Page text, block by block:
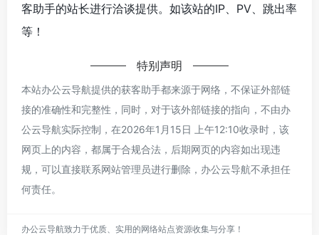
客助手的站长进行洽谈提供。如该站的IP、PV、跳出率
等！
特别声明
本站办公云导航提供的获客助手都来源于网络，不保证外部链
接的准确性和完整性，同时，对于该外部链接的指向，不由办
公云导航实际控制，在2026年1月15日 上午12:10收录时，该
网页上的内容，都属于合规合法，后期网页的内容如出现违
规，可以直接联系网站管理员进行删除，办公云导航不承担任
何责任。
办公云导航致力于优质、实用的网络站点资源收集与分享！